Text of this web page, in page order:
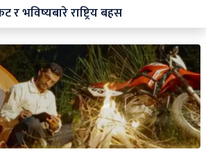
भविष्यबारे राष्ट्रिय बहस